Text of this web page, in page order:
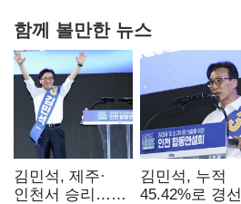
함께 볼만한 뉴스
김민석, 제주·
인천서 승리…
김민석, 누적
45.42%로 경선